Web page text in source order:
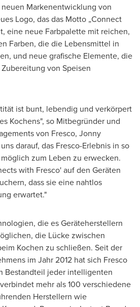
Markenentwicklung von
Logo, das das Motto „Connect
eine neue Farbpalette mit reichen,
Farben, die die Lebensmittel in
und neue grafische Elemente, die
von Speisen
ist bunt, lebendig und verkörpert
Kochens", so Mitbegründer und
von Fresco, Jonny
darauf, das Fresco-Erlebnis in so
zum Leben zu erwecken.
with Fresco' auf den Geräten
dass sie eine nahtlos
erwartet."
die es Geräteherstellern
die Lücke zwischen
Kochen zu schließen. Seit der
im Jahr 2012 hat sich Fresco
Bestandteil jeder intelligenten
mehr als 100 verschiedene
Herstellern wie